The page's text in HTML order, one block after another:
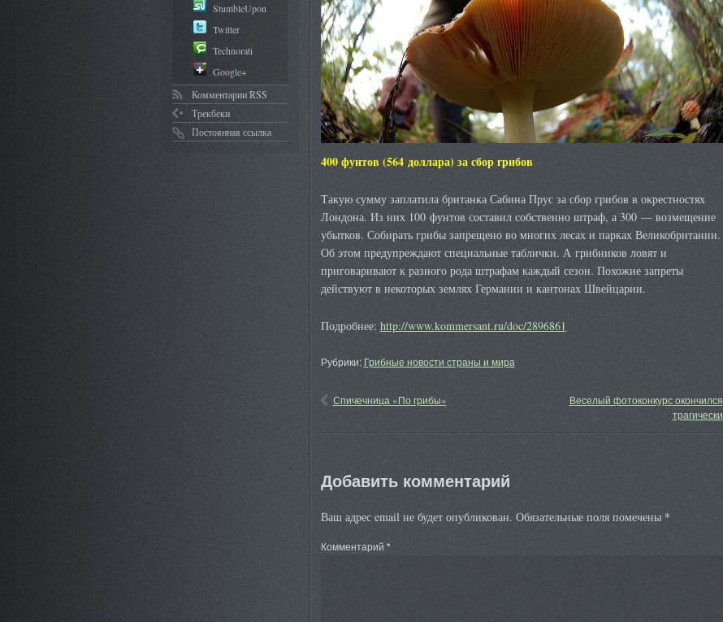
StumbleUpon
Twitter
Technorati
Google+
Комментарии RSS
Трекбеки
Постоянная ссылка
400 фунтов (564 доллара) за сбор грибов
Такую сумму заплатила британка Сабина Прус за сбор грибов в окрестностях
Лондона. Из них 100 фунтов составил собственно штраф, а 300 — возмещение
убытков. Собирать грибы запрещено во многих лесах и парках Великобритании.
Об этом предупреждают специальные таблички. А грибников ловят и
приговаривают к разного рода штрафам каждый сезон. Похожие запреты
действуют в некоторых землях Германии и кантонах Швейцарии.
Подробнее: http://www.kommersant.ru/doc/2896861
Рубрики: Грибные новости страны и мира
Спичечница «По грибы»
Веселый фотоконкурс окончился
трагически
Добавить комментарий
Ваш адрес email не будет опубликован. Обязательные поля помечены *
Комментарий *